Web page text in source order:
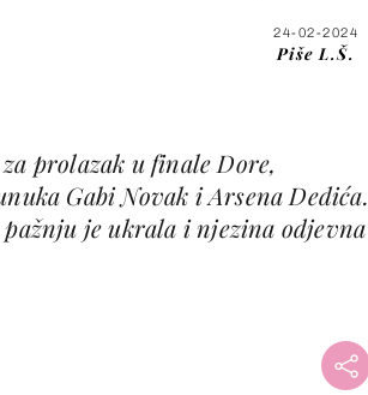
24-02-2024
Piše L.Š.
prolazak u finale Dore,
Gabi Novak i Arsena Dedića.
je ukrala i njezina odjevna